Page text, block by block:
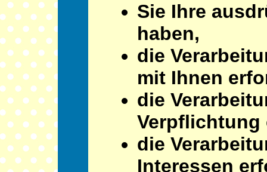
Sie Ihre
haben,
die
mit Ihnen
die
die
Interessen